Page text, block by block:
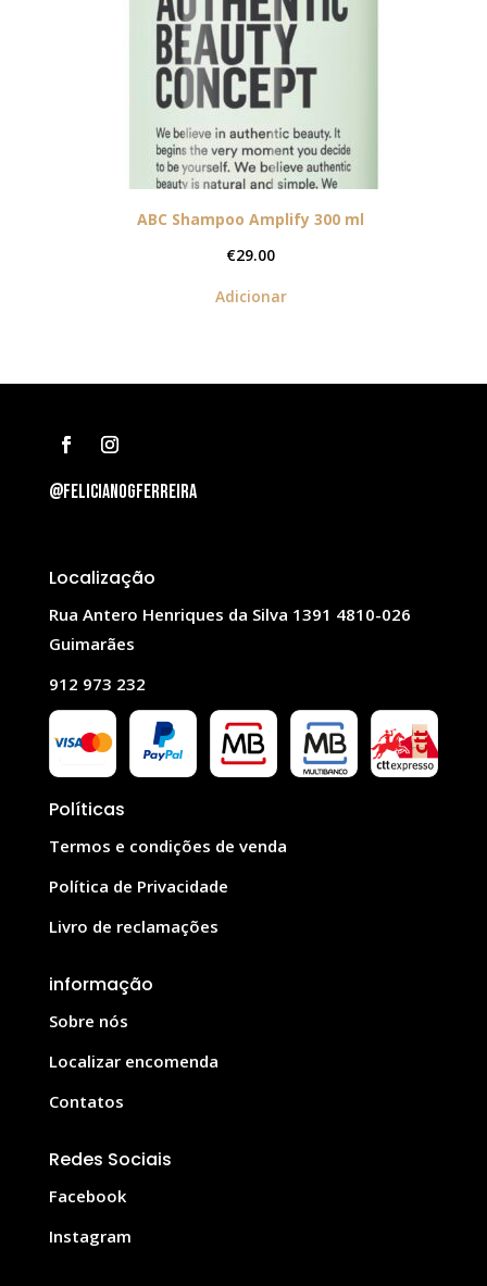
ABC Shampoo Amplify 300 ml
€29.00
Adicionar
@felicianogferreira
Localização
Rua Antero Henriques da Silva 1391 4810-026
Guimarães
912 973 232
Políticas
Termos e condições de venda
Política de Privacidade
Livro de reclamações
informação
Sobre nós
Localizar encomenda
Contatos
Redes Sociais
Facebook
Instagram